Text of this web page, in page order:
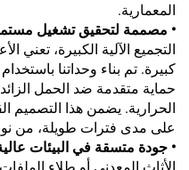
المعمارية.
• مصممة لتحقيق تشغيل
التجميع الآلية الكبيرة، تعني
كبيرة. تم بناء وحداتنا
حماية متقدمة ضد الحمل
الحرارية. يضمن هذا التصميم
على مدى فترات طويلة، من
• جودة متسقة في البيئات عالية
الأثاث المعدني أو طلاء